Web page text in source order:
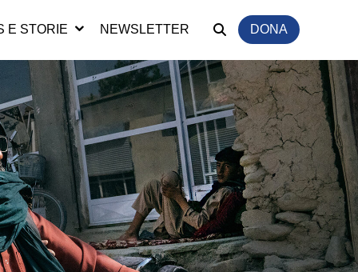
E STORIE NEWSLETTER DONA